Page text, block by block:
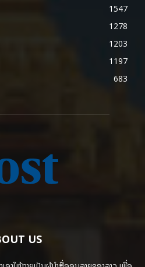
1547
1278
1203
1197
683
US